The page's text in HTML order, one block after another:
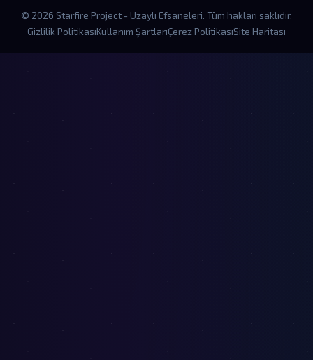
© 2026 Starfire Project - Uzaylı Efsaneleri. Tüm hakları saklıdır.
Gizlilik PolitikasıKullanım ŞartlarıÇerez PolitikasıSite Haritası